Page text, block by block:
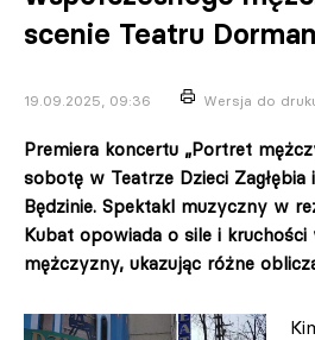
scenie Teatru
19.09.2025, 09:36 Wersja do
Premiera koncertu „Portret
sobotę w Teatrze Dzieci
Będzinie. Spektakl muzyczny w
Kubat opowiada o sile i kruchości
mężczyzny, ukazując różne